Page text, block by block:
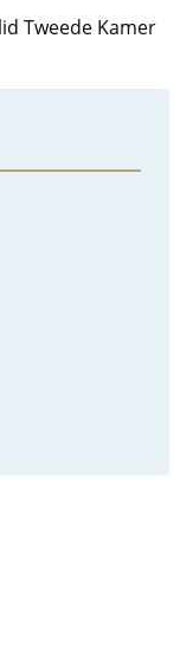
Tweede Kamer